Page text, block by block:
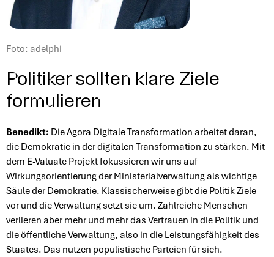
Foto: adelphi
Politiker sollten klare Ziele
formulieren
Benedikt: Die Agora Digitale Transformation arbeitet daran,
die Demokratie in der digitalen Transformation zu stärken. Mit
dem E-Valuate Projekt fokussieren wir uns auf
Wirkungsorientierung der Ministerialverwaltung als wichtige
Säule der Demokratie. Klassischerweise gibt die Politik Ziele
vor und die Verwaltung setzt sie um. Zahlreiche Menschen
verlieren aber mehr und mehr das Vertrauen in die Politik und
die öffentliche Verwaltung, also in die Leistungsfähigkeit des
Staates. Das nutzen populistische Parteien für sich.